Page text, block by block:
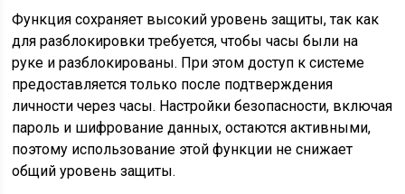
Функция сохраняет высокий уровень защиты, так как
для разблокировки требуется, чтобы часы были на
руке и разблокированы. При этом доступ к системе
предоставляется только после подтверждения
личности через часы. Настройки безопасности, включая
пароль и шифрование данных, остаются активными,
поэтому использование этой функции не снижает
общий уровень защиты.